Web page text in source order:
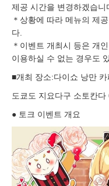
제공 시간을 변경하겠습니
＊상황에 따라 메뉴의 제
다.
＊이벤트 개최시 등은 개
이용하실 수 없는 경우도
■개최 장소:다이쇼 낭만
도쿄도 지요다구 소토칸
● 토크 이벤트 개요